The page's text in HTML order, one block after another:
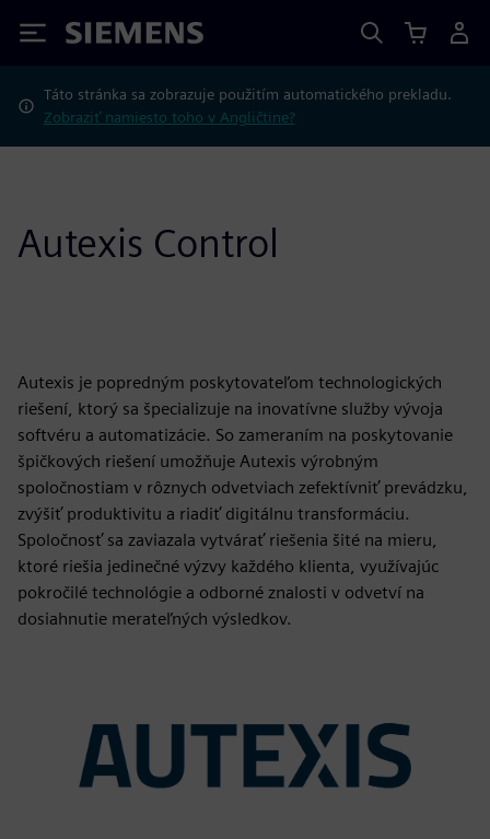
Siemens
Táto stránka sa zobrazuje použitím automatického prekladu.
Zobraziť namiesto toho v Angličtine?
Autexis Control
Autexis je popredným poskytovateľom technologických
riešení, ktorý sa špecializuje na inovatívne služby vývoja
softvéru a automatizácie. So zameraním na poskytovanie
špičkových riešení umožňuje Autexis výrobným
spoločnostiam v rôznych odvetviach zefektívniť prevádzku,
zvýšiť produktivitu a riadiť digitálnu transformáciu.
Spoločnosť sa zaviazala vytvárať riešenia šité na mieru,
ktoré riešia jedinečné výzvy každého klienta, využívajúc
pokročilé technológie a odborné znalosti v odvetví na
dosiahnutie merateľných výsledkov.